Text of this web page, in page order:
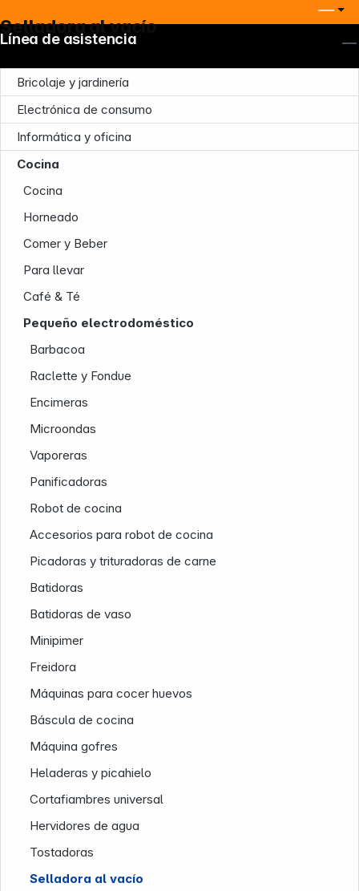
Selladora al vacío
Bricolaje y jardinería
Electrónica de consumo
Informática y oficina
Cocina
Cocina
Horneado
Comer y Beber
Para llevar
Café & Té
Pequeño electrodoméstico
Barbacoa
Raclette y Fondue
Encimeras
Microondas
Vaporeras
Panificadoras
Robot de cocina
Accesorios para robot de cocina
Picadoras y trituradoras de carne
Batidoras
Batidoras de vaso
Minipimer
Freidora
Máquinas para cocer huevos
Báscula de cocina
Máquina gofres
Heladeras y picahielo
Cortafiambres universal
Hervidores de agua
Tostadoras
Selladora al vacío
Línea de asistencia
Nuestra empresa